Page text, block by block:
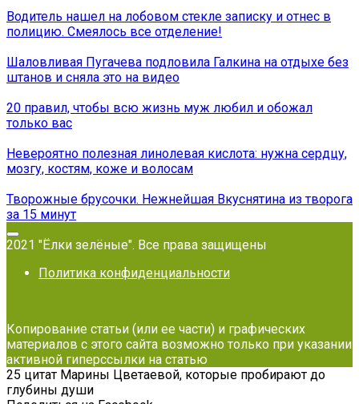
Водитель нашел на лобовом стекле записку и отнес в
полицию. Смеялось все отделение!
Шаловливая Пугачева подловила Галкина на отдыхе без
штанов и сняла это на видео
20 правил, чтобы всю жизнь муж любил и обожал
только вас
Невероятно полезная линолевая кислота: нужна сердцу,
мозгу, костям, коже и волосам
Творожные брусочки. Нежнейшая Вкуснятина из творога
за 15 минут
2021 "Ёлки зелёные". Все права защищены
Политика конфиденциальности
Копирование статьи (или ее части) и графических
материалов с этого сайта возможно только при указании
активной гиперссылки на статью
25 цитат Марины Цветаевой, которые пробирают до
глубины души